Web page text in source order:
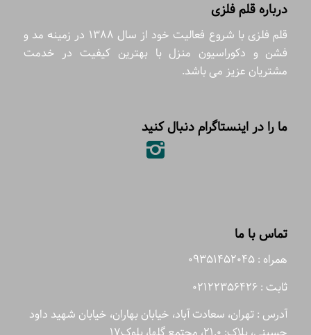
درباره قلم فلزی
قلم فلزی با شروع فعالیت خود از سال 1388 در زمینه مد و
فشن و دکوراسیون منزل با بهترین کیفیت در خدمت
مشتریان عزیز می باشد.
ما را در اینستاگرام دنبال کنید
تماس با ما
همراه : 09351452045
ثابت : 02122356426
آدرس : تهران، سعادت آباد، خیابان بهاران، خیابان شهید داود